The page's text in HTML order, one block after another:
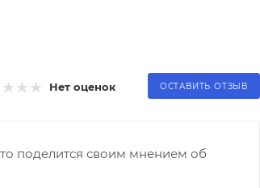
Нет оценок ОСТАВИТЬ ОТЗЫВ
поделится своим мнением об